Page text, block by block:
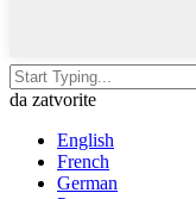
da zatvorite
English
French
German